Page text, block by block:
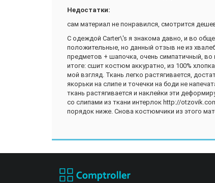
Недостатки:
сам материал не понравился, смотрится
С одеждой Carter\'s я знакома давно, и во
положительные, но данный отзыв не из
предметов + шапочка, очень симпатичный, во
итоге: сшит костюм аккуратно, из 100%
мой взгляд. Ткань легко растягивается,
якорьки на слипе и точечки на боди не
ткань растягивается и наклейки эти
со слипами из ткани интерлок http://
порядок ниже. Снова костюмчики из этого